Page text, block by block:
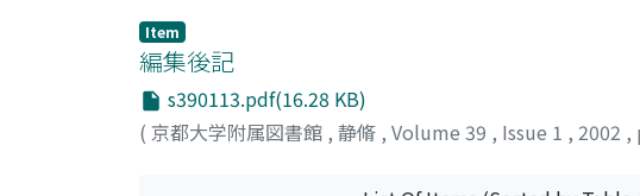
Item
編集後記
s390113.pdf(16.28 KB)
( 京都大学附属図書館 , 静脩 , Volume 39 , Issue 1 , 2002 ,